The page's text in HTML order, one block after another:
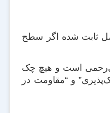
عمل ثابت شده اگر سطح
بی‌رحمی است و هیچ چک
و “مقاومت در